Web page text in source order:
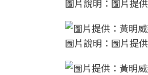
圖片說明：圖片提
圖片說明：圖片提